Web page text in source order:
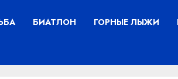
БИАТЛОН ГОРНЫЕ ЛЫЖИ